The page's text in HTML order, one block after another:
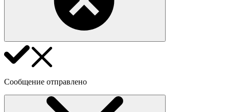
Сообщение отправлено